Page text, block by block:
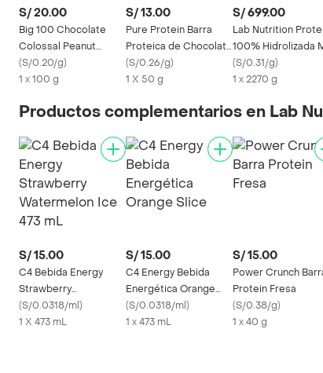
S/ 20.00
Big 100 Chocolate
Colossal Peanut
Butter Pretzel
(S/0.20/g)
1 x 100 g
S/ 13.00
Pure Protein Barra
Proteica de Chocolate
Deluxe
(S/0.26/g)
1 X 50 g
S/ 699.00
Lab Nutrition
100% Hidrolizada
Chocolate
(S/0.31/g)
1 x 2270 g
Productos complementarios en Lab
S/ 15.00
C4 Bebida Energy
Strawberry
Watermelon Ice 473
mL
(S/0.0318/ml)
1 X 473 mL
S/ 15.00
C4 Energy Bebida
Energética Orange
Slice
(S/0.0318/ml)
1 x 473 mL
S/ 15.00
Power Crunch
Protein Fresa
(S/0.38/g)
1 x 40 g